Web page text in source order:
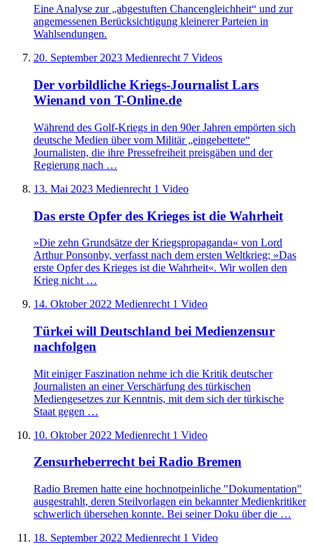
Eine Analyse zur „abgestuften Chancengleichheit“ und zur
angemessenen Berücksichtigung kleinerer Parteien in
Wahlsendungen.
20. September 2023 Medienrecht 7 Videos
Der vorbildliche Kriegs-Journalist Lars
Wienand von T-Online.de
Während des Golf-Kriegs in den 90er Jahren empörten sich
deutsche Medien über vom Militär „eingebettete“
Journalisten, die ihre Pressefreiheit preisgäben und der
Regierung nach …
13. Mai 2023 Medienrecht 1 Video
Das erste Opfer des Krieges ist die Wahrheit
»Die zehn Grundsätze der Kriegspropaganda« von Lord
Arthur Ponsonby, verfasst nach dem ersten Weltkrieg; »Das
erste Opfer des Krieges ist die Wahrheit«. Wir wollen den
Krieg nicht …
14. Oktober 2022 Medienrecht 1 Video
Türkei will Deutschland bei Medienzensur
nachfolgen
Mit einiger Faszination nehme ich die Kritik deutscher
Journalisten an einer Verschärfung des türkischen
Mediengesetzes zur Kenntnis, mit dem sich der türkische
Staat gegen …
10. Oktober 2022 Medienrecht 1 Video
Zensurheberrecht bei Radio Bremen
Radio Bremen hatte eine hochnotpeinliche "Dokumentation"
ausgestrahlt, deren Steilvorlagen ein bekannter Medienkritiker
schwerlich übersehen konnte. Bei seiner Doku über die …
18. September 2022 Medienrecht 1 Video